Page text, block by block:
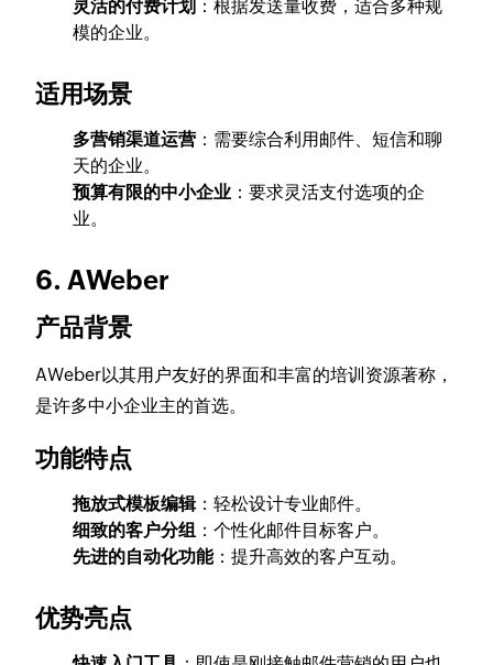
灵活的付费计划 ：根据发送量收费，适合多种规
模的企业。
适用场景
多营销渠道运营 ：需要综合利用邮件、短信和聊
天的企业。
预算有限的中小企业 ：要求灵活支付选项的企
业。
6. AWeber
产品背景
AWeber以其用户友好的界面和丰富的培训资源著称，
是许多中小企业主的首选。
功能特点
拖放式模板编辑：轻松设计专业邮件。
细致的客户分组 ：个性化邮件目标客户。
先进的自动化功能：提升高效的客户互动。
优势亮点